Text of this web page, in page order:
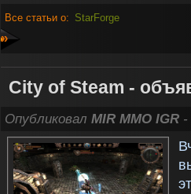
Все статьи о: StarForge
»
City of Steam -
Опубликовал MIR MMO IGR -